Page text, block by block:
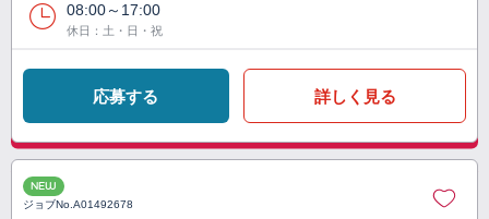
08:00～17:00
休日：土・日・祝
応募する 詳しく見る
NEW
ジョブNo.A01492678